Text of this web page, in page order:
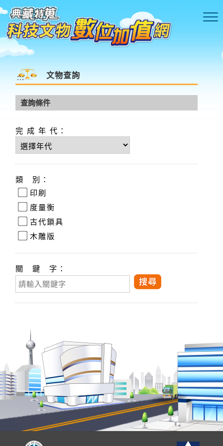
跳到主要內容區塊
::: 文物查詢
查詢條件
完 成 年 代：
完 成 年 代：
類 別：
類 別：
印刷
度量衡
古代鎖具
木雕版
關 鍵 字：
關 鍵 字：